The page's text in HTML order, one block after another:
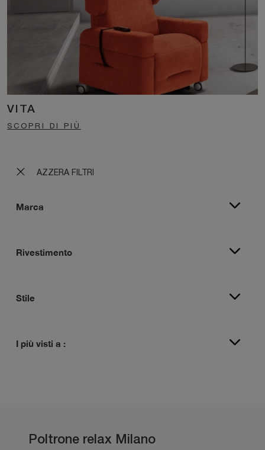
AZZERA FILTRI
Marca
Rivestimento
Stile
I più visti a :
VITA
SCOPRI DI PIÙ
Poltrone relax Milano